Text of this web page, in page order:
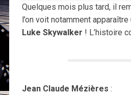
Quelques mois plus tard, il
l’on voit notamment
Luke Skywalker ! L’histoire
Jean Claude Mézières :